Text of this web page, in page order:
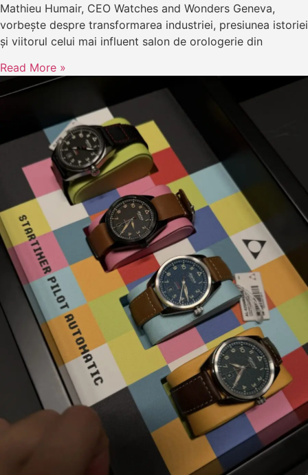
Mathieu Humair, CEO Watches and Wonders Geneva,
vorbește despre transformarea industriei, presiunea istoriei
și viitorul celui mai influent salon de orologerie din
Read More »